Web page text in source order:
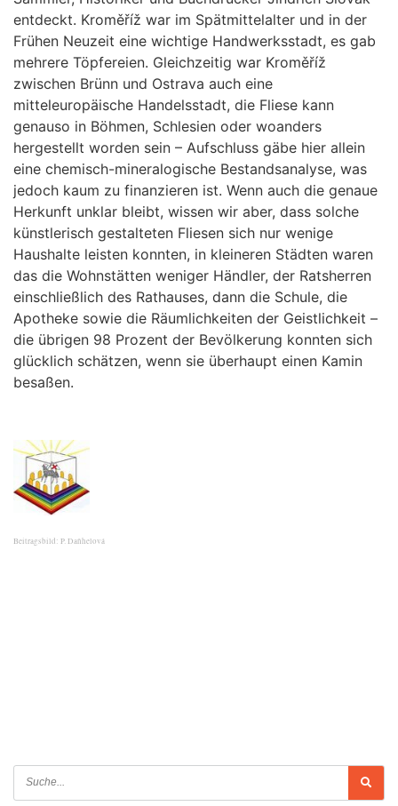
entdeckt. Kroměříž war im Spätmittelalter und in der
Frühen Neuzeit eine wichtige Handwerksstadt, es gab
mehrere Töpfereien. Gleichzeitig war Kroměříž
zwischen Brünn und Ostrava auch eine
mitteleuropäische Handelsstadt, die Fliese kann
genauso in Böhmen, Schlesien oder woanders
hergestellt worden sein – Aufschluss gäbe hier allein
eine chemisch-mineralogische Bestandsanalyse, was
jedoch kaum zu finanzieren ist. Wenn auch die genaue
Herkunft unklar bleibt, wissen wir aber, dass solche
künstlerisch gestalteten Fliesen sich nur wenige
Haushalte leisten konnten, in kleineren Städten waren
das die Wohnstätten weniger Händler, der Ratsherren
einschließlich des Rathauses, dann die Schule, die
Apotheke sowie die Räumlichkeiten der Geistlichkeit –
die übrigen 98 Prozent der Bevölkerung konnten sich
glücklich schätzen, wenn sie überhaupt einen Kamin
besaßen.
Beitragsbild: P. Daňhelová